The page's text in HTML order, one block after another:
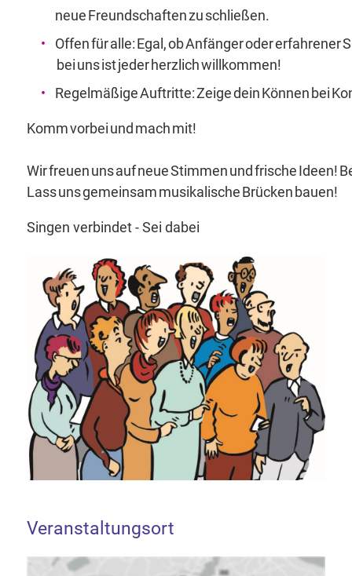
neue Freundschaften zu schließen.
Offen für alle: Egal, ob Anfänger oder erfahrener
bei uns ist jeder herzlich willkommen!
Regelmäßige Auftritte: Zeige dein Können bei
Komm vorbei und mach mit!
Wir freuen uns auf neue Stimmen und frische Ideen!
Lass uns gemeinsam musikalische Brücken bauen!
Singen verbindet - Sei dabei
Veranstaltungsort